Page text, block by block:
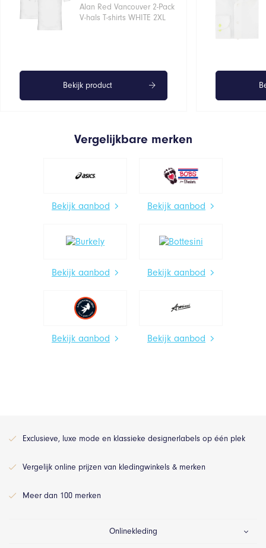
was:
€37,95.
is:
€30,36.
Alan Red Vancouver 2-Pack
V-hals T-shirts WHITE 2XL
Bekijk product
Vergelijkbare merken
Bekijk aanbod Bekijk aanbod
Bekijk aanbod Bekijk aanbod
Bekijk aanbod Bekijk aanbod
Exclusieve, luxe mode en klassieke designerlabels op één plek
Vergelijk online prijzen van kledingwinkels & merken
Meer dan 100 merken
Onlinekleding